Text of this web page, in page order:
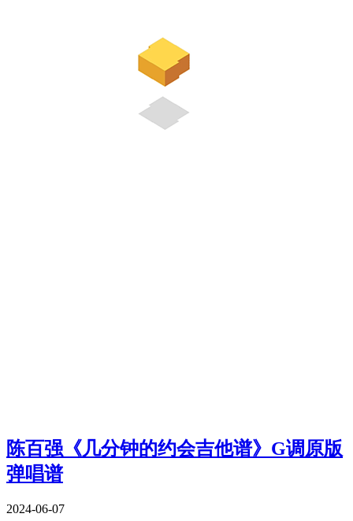
陈百强《几分钟的约会吉他谱》G调原版
弹唱谱
2024-06-07